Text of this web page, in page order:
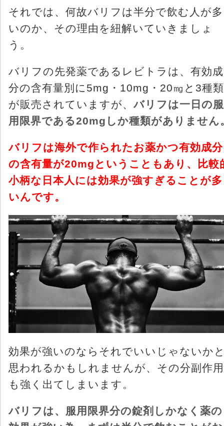
それでは、何故バリフは半分で飲む人が多
いのか、その理由を紐解いていきましょ
う。
バリフの先発薬であるレビトラは、有効成
分の含有量別に5mg・10mg・20㎎と3種類
が販売されていますが、バリフは一日の服
用限界である20mgしか種類がありません
バリフは海外で作られたお薬かつ有効成分
の含有量が20mgということもあり、比較
小柄な日本人には効果が強すぎることが多
いんです。
効果が強いのならそれでいいじゃないか
思われるかもしれませんが、その分副作用
も強く出てしまいます。
バリフは、服用限界分の錠剤しかなく薬の